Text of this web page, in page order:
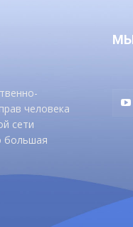
человека
сети
большая
МЫ